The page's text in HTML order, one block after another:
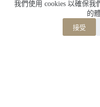
我們使用 cookies 以確保
的
接受